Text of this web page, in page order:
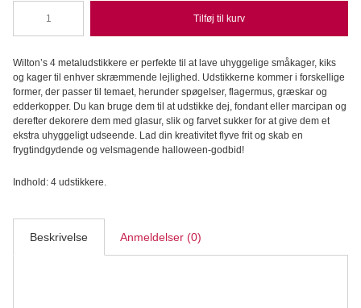
Udstikkersæt
antal
Tilføj til kurv
Wilton’s 4 metaludstikkere er perfekte til at lave uhyggelige småkager, kiks
og kager til enhver skræmmende lejlighed. Udstikkerne kommer i forskellige
former, der passer til temaet, herunder spøgelser, flagermus, græskar og
edderkopper. Du kan bruge dem til at udstikke dej, fondant eller marcipan og
derefter dekorere dem med glasur, slik og farvet sukker for at give dem et
ekstra uhyggeligt udseende. Lad din kreativitet flyve frit og skab en
frygtindgydende og velsmagende halloween-godbid!
Indhold: 4 udstikkere.
Beskrivelse Anmeldelser (0)